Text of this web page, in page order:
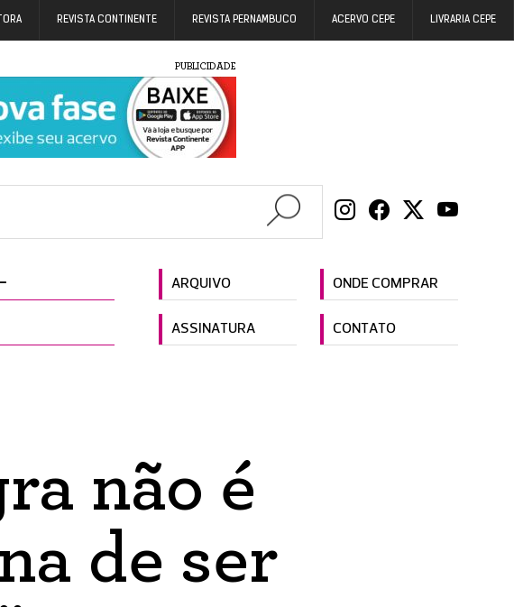
REVISTA CONTINENTE REVISTA PERNAMBUCO ACERVO CEPE LIVRARIA CEPE
PUBLICIDADE
ARQUIVO ONDE COMPRAR
ASSINATURA CONTATO
não é
de ser